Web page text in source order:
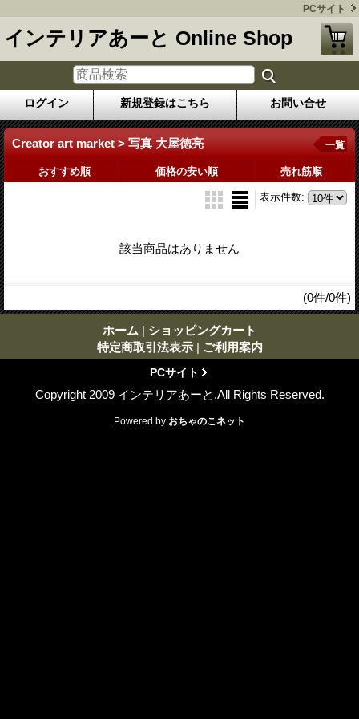
PCサイト
インテリアあーと Online Shop
ログイン 新規登録はこちら お問い合せ
Creator art market > 写真 大屋徳亮 一覧
おすすめ順 価格の安い順 売れ筋順
表示件数:
該当商品はありません
(0件/0件)
ホーム | ショッピングカート
特定商取引法表示 | ご利用案内
PCサイト
Copyright 2009 インテリアあーと.All Rights Reserved.
Powered by おちゃのこネット